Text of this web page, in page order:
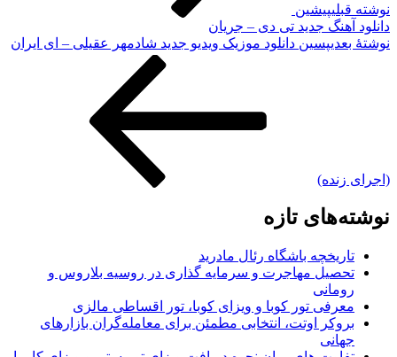
نوشته قبلیپیشین
دانلود آهنگ جدید تی دی – جریان
نوشته‌ٔ بعدیپسین دانلود موزیک ویدیو جدید شادمهر عقیلی – ای ایران
(اجرای زنده)
نوشته‌های تازه
تاریخچه باشگاه رئال مادرید
تحصیل مهاجرت و سرمایه گذاری در روسیه بلاروس و
رومانی
معرفی تور کوبا و ویزای کوبا، تور اقساطی مالزی
بروکر اوتت، انتخابی مطمئن برای معامله‌گران بازارهای
جهانی